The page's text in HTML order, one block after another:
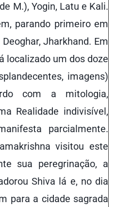
M.), Yogin, Latu e Kali.
parando primeiro em
Jharkhand. Em
localizado um dos doze
imagens)
com a mitologia,
Realidade indivisível,
parcialmente.
visitou este
sua peregrinação, a
Shiva lá e, no dia
para a cidade sagrada